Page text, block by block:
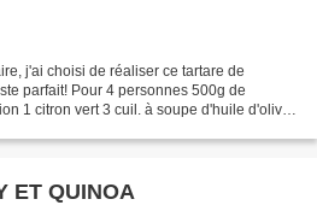
j'ai choisi de réaliser ce tartare de
parfait! Pour 4 personnes 500g de
1 citron vert 3 cuil. à soupe d'huile d'olive
ET QUINOA